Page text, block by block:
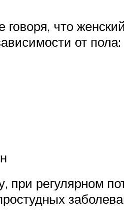
что
от пола:
при регулярном